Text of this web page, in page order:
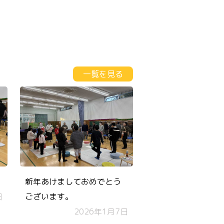
一覧を見る
新年あけましておめでとう
ございます。
2026年1月7日